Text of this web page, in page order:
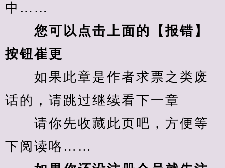
中……
您可以点击上面的【报错】
按钮崔更
如果此章是作者求票之类废
话的，请跳过继续看下一章
请你先收藏此页吧，方便等
下阅读咯……